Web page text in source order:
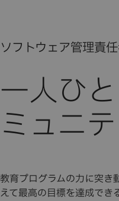
ソフトウェア管理責
一人ひ
ミュニ
教育プログラムの力に突
えて最高の目標を達成でき